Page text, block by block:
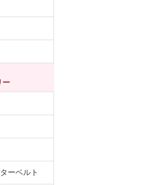
ー
ーベルト